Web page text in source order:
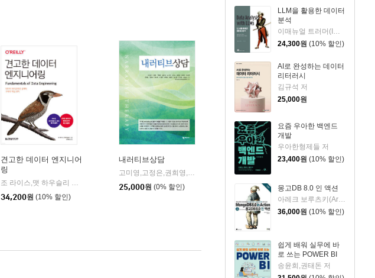
LLM을 활용한 데이터
분석
이매뉴얼 트러머(Immanuel Trummer) 저/옥경석 역
24,300원 (10% 할인)
AI로 완성하는 데이터
리터러시
김규석 저
25,000원
요즘 우아한 백엔드
개발
우아한형제들 저
23,400원 (10% 할인)
몽고DB 8.0 인 액션
36,000원 (10% 할인)
쉽게 배워 실무에 바
로 쓰는 POWER BI
송윤희,권태돈 저
견고한 데이터 엔지니어
링
조 라이스,맷 하우슬리 저/김인범 역
한빛미디어
34,200원 (10% 할인)
내러티브상담
고미영,고정은,권희영,김민화,김사라,김유숙,김은영,김혜경,박숙현,빈미향,신영화,안미옥,이경욱,이
25,000원 (0% 할인)